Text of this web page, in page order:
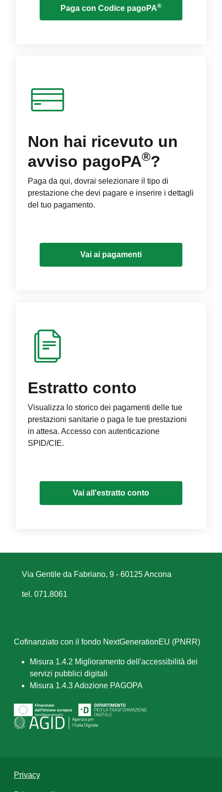
Paga con Codice pagoPA®
Non hai ricevuto un
avviso pagoPA®?
Paga da qui, dovrai selezionare il tipo di
prestazione che devi pagare e inserire i dettagli
del tuo pagamento.
Vai ai pagamenti
Estratto conto
Visualizza lo storico dei pagamenti delle tue
prestazioni sanitarie o paga le tue prestazioni
in attesa. Accesso con autenticazione
SPID/CIE.
Vai all'estratto conto
Via Gentile da Fabriano, 9 - 60125 Ancona
tel. 071.8061
Cofinanziato con il fondo NextGenerationEU (PNRR)
Misura 1.4.2 Miglioramento dell'accessibilità dei
servizi pubblici digitali
Misura 1.4.3 Adozione PAGOPA
Privacy